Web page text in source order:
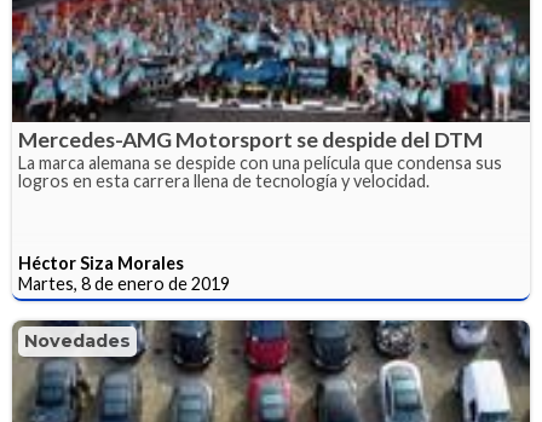
Mercedes-AMG Motorsport se despide del DTM
La marca alemana se despide con una película que condensa sus
logros en esta carrera llena de tecnología y velocidad.
Héctor Siza Morales
Martes, 8 de enero de 2019
Novedades